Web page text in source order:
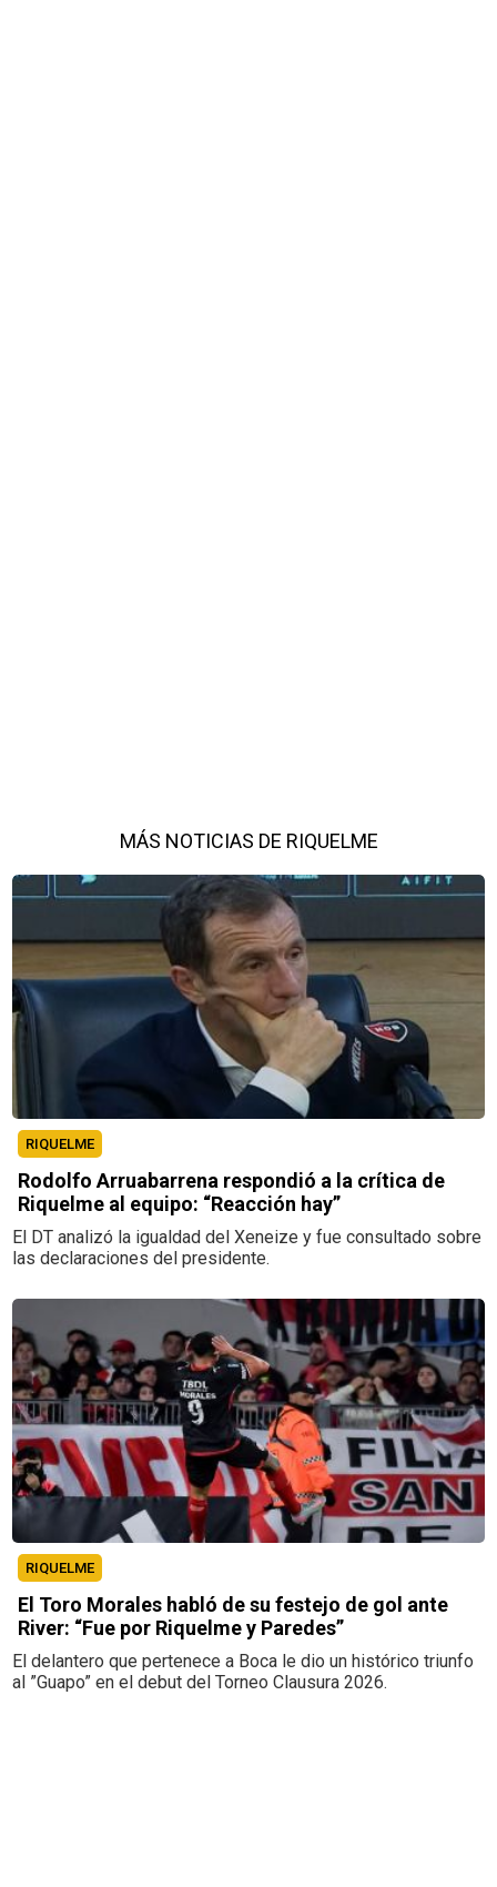
MÁS NOTICIAS DE RIQUELME
RIQUELME
Rodolfo Arruabarrena respondió a la crítica de
Riquelme al equipo: “Reacción hay”
El DT analizó la igualdad del Xeneize y fue consultado sobre
las declaraciones del presidente.
RIQUELME
El Toro Morales habló de su festejo de gol ante
River: “Fue por Riquelme y Paredes”
El delantero que pertenece a Boca le dio un histórico triunfo
al ”Guapo” en el debut del Torneo Clausura 2026.